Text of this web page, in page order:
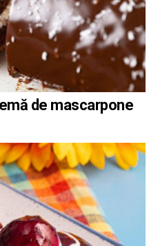
de mascarpone